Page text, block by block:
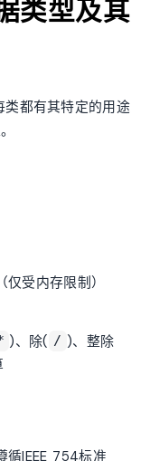
类型及其
都有其特定的用途
受内存限制）
)、除( / )、整除
循IEEE 754标准